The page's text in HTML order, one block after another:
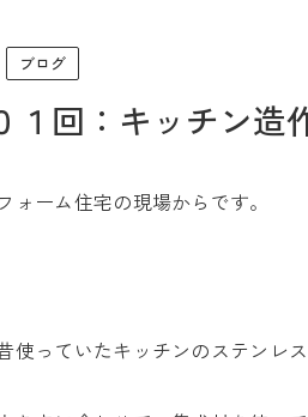
ブログ
１回：キッチン造
ォーム住宅の現場からです。
使っていたキッチンのステンレ